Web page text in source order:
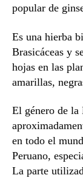
popular de
Es una hierba
Brasicáceas y
hojas en las
amarillas,
El género de la
en todo el
Peruano,
La parte